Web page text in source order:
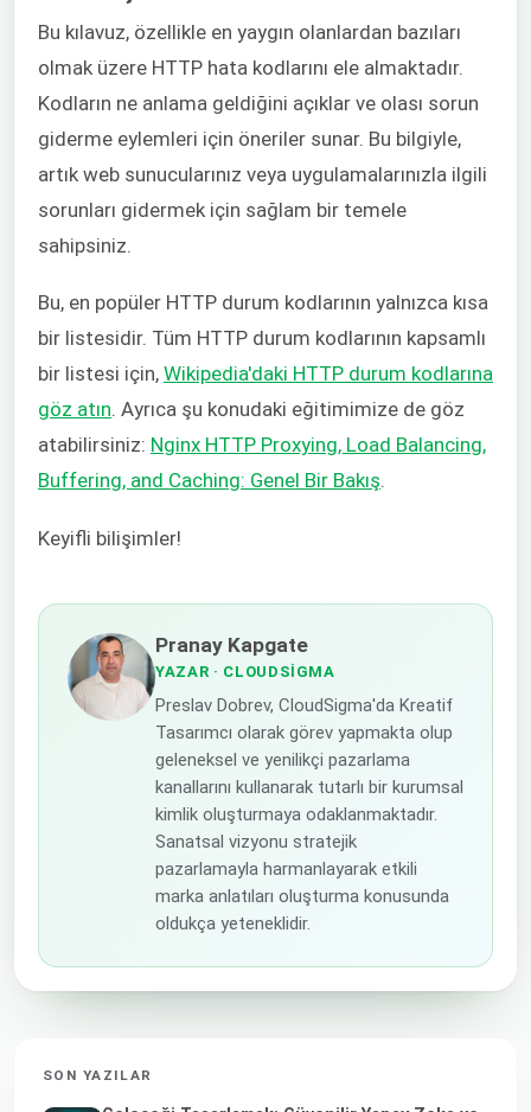
Bu kılavuz, özellikle en yaygın olanlardan bazıları
olmak üzere HTTP hata kodlarını ele almaktadır.
Kodların ne anlama geldiğini açıklar ve olası sorun
giderme eylemleri için öneriler sunar. Bu bilgiyle,
artık web sunucularınız veya uygulamalarınızla ilgili
sorunları gidermek için sağlam bir temele
sahipsiniz.
Bu, en popüler HTTP durum kodlarının yalnızca kısa
bir listesidir. Tüm HTTP durum kodlarının kapsamlı
bir listesi için, Wikipedia'daki HTTP durum kodlarına
göz atın. Ayrıca şu konudaki eğitimimize de göz
atabilirsiniz: Nginx HTTP Proxying, Load Balancing,
Buffering, and Caching: Genel Bir Bakış.
Keyifli bilişimler!
Pranay Kapgate
YAZAR · CLOUDSIGMA
Preslav Dobrev, CloudSigma'da Kreatif
Tasarımcı olarak görev yapmakta olup
geleneksel ve yenilikçi pazarlama
kanallarını kullanarak tutarlı bir kurumsal
kimlik oluşturmaya odaklanmaktadır.
Sanatsal vizyonu stratejik
pazarlamayla harmanlayarak etkili
marka anlatıları oluşturma konusunda
oldukça yeteneklidir.
SON YAZILAR